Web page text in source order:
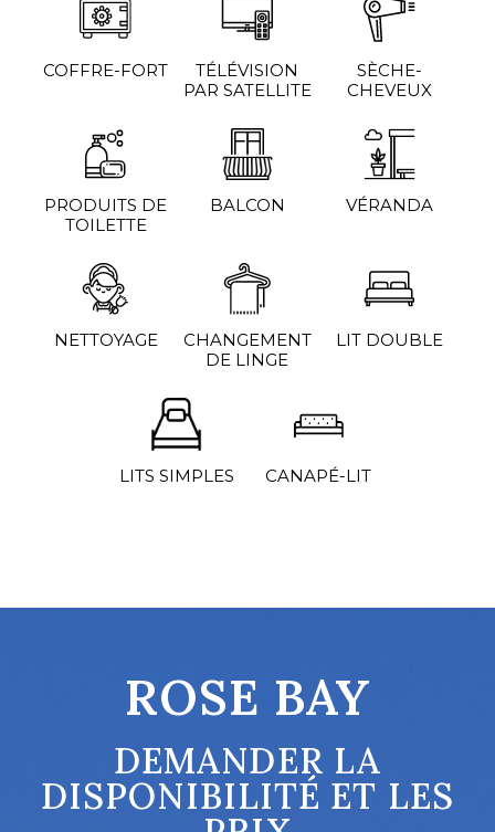
COFFRE-FORT
TÉLÉVISION
PAR SATELLITE
SÈCHE-
CHEVEUX
PRODUITS DE
TOILETTE
BALCON VÉRANDA
NETTOYAGE
CHANGEMENT
DE LINGE
LIT DOUBLE
LITS SIMPLES CANAPÉ-LIT
ROSE BAY
DEMANDER LA
DISPONIBILITÉ ET LES